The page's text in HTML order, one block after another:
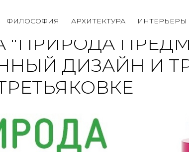
ФИЛОСОФИЯ АРХИТЕКТУРА ИНТЕРЬЕРЫ
"ПРИРОДА
ДИЗАЙН И